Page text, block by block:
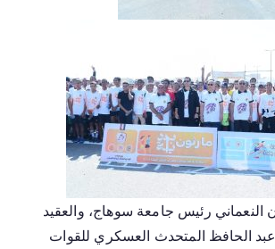
النعماني رئيس جامعة سوهاج، والعقيد
الحافظ المتحدث العسكري للقوات